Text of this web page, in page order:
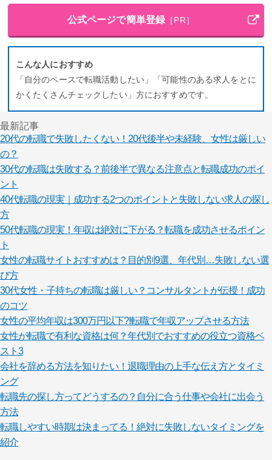
公式ページで簡単登録 ［PR］
こんな人におすすめ
「自分のペースで転職活動したい」「可能性のある求人をとに
かくたくさんチェックしたい」方におすすめです。
最新記事
20代の転職で失敗したくない！20代後半や未経験、女性は厳しい
の？
30代の転職は失敗する？前後半で異なる注意点と転職成功のポイ
ント
40代転職の現実｜成功する2つのポイントと失敗しない求人の探し
方
50代転職の現実！年収は絶対に下がる？転職を成功させるポイン
ト
女性の転職サイトおすすめは？目的別9選、年代別…失敗しない選
び方
30代女性・子持ちの転職は厳しい？コンサルタントが伝授！成功
のコツ
女性の平均年収は300万円以下?!転職で年収アップさせる方法
女性が転職で有利な資格は何？年代別でおすすめの役立つ資格ベ
スト3
会社を辞める方法を知りたい！退職理由の上手な伝え方とタイミ
ング
転職先の探し方ってどうするの？自分に合う仕事や会社に出会う
方法
転職しやすい時期は決まってる！絶対に失敗しないタイミングを
紹介